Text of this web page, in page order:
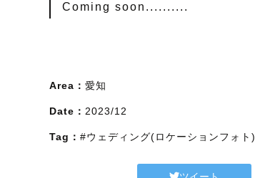
Coming soon..........
Area： 愛知
Date： 2023/12
Tag： #ウェディング(ロケーションフォト)